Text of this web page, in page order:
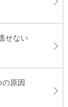
せない
原因